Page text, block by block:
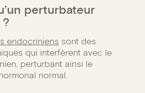
perturbateur
endocriniens sont des
qui interfèrent avec le
perturbant ainsi le
normal.